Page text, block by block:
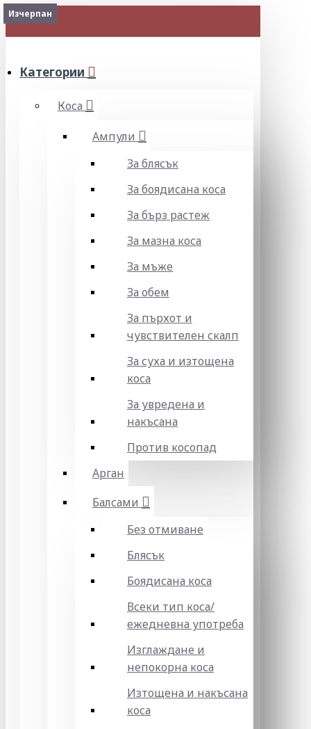
МЕНЮ
Категории
Коса
Ампули
За блясък
За боядисана коса
За бърз растеж
За мазна коса
За мъже
За обем
За пърхот и
чувствителен скалп
За суха и изтощена
коса
За увредена и
накъсана
Против косопад
Арган
Балсами
Без отмиване
Блясък
Боядисана коса
Всеки тип коса/
ежедневна употреба
Изглаждане и
непокорна коса
Изтощена и накъсана
коса
Изчерпан
Изчерпан
Изчерпан
Изчерпан